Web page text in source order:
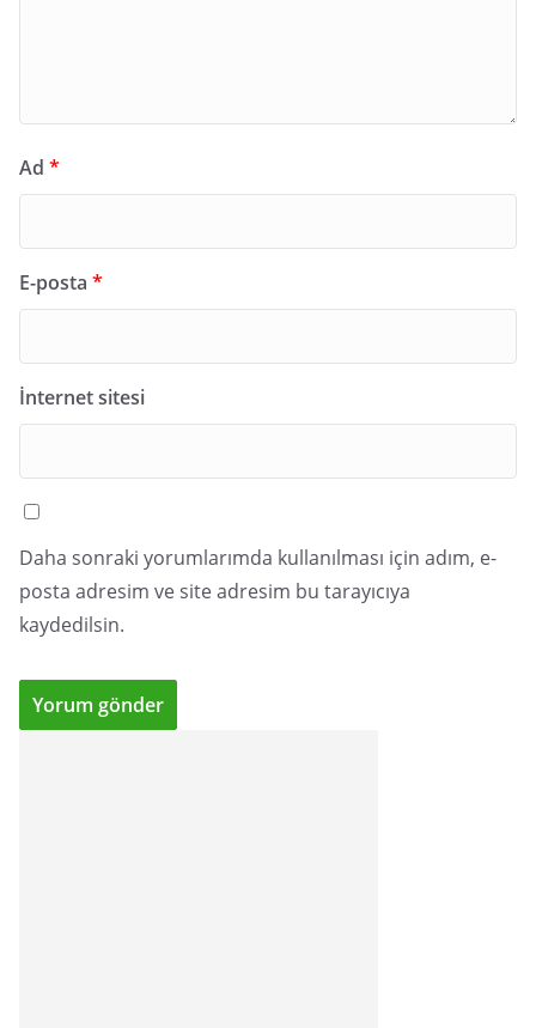
Ad *
E-posta *
İnternet sitesi
Daha sonraki yorumlarımda kullanılması için adım, e-
posta adresim ve site adresim bu tarayıcıya
kaydedilsin.